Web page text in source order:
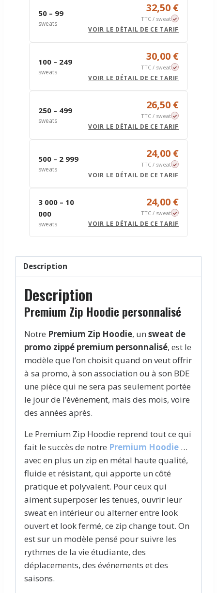
50 – 99
sweats
32,50 €
TTC / sweat
VOIR LE DÉTAIL DE CE TARIF
100 – 249
sweats
30,00 €
TTC / sweat
VOIR LE DÉTAIL DE CE TARIF
250 – 499
sweats
26,50 €
TTC / sweat
VOIR LE DÉTAIL DE CE TARIF
500 – 2 999
sweats
24,00 €
TTC / sweat
VOIR LE DÉTAIL DE CE TARIF
3 000 – 10
000
sweats
24,00 €
TTC / sweat
VOIR LE DÉTAIL DE CE TARIF
Description
Description
Premium Zip Hoodie personnalisé
Notre Premium Zip Hoodie, un sweat de
promo zippé premium personnalisé, est le
modèle que l’on choisit quand on veut offrir
à sa promo, à son association ou à son BDE
une pièce qui ne sera pas seulement portée
le jour de l’événement, mais des mois, voire
des années après.
Le Premium Zip Hoodie reprend tout ce qui
fait le succès de notre Premium Hoodie …
avec en plus un zip en métal haute qualité,
fluide et résistant, qui apporte un côté
pratique et polyvalent. Pour ceux qui
aiment superposer les tenues, ouvrir leur
sweat en intérieur ou alterner entre look
ouvert et look fermé, ce zip change tout. On
est sur un modèle pensé pour suivre les
rythmes de la vie étudiante, des
déplacements, des événements et des
saisons.